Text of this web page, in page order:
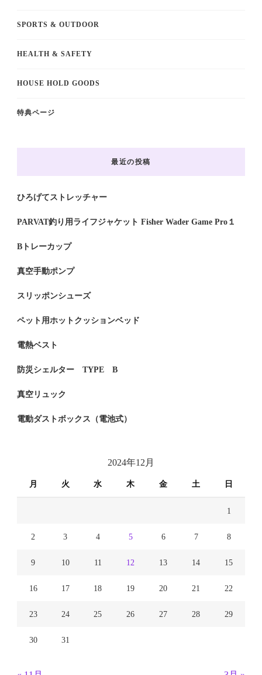
SPORTS & OUTDOOR
HEALTH & SAFETY
HOUSE HOLD GOODS
特典ページ
最近の投稿
ひろげてストレッチャー
PARVAT釣り用ライフジャケット Fisher Wader Game Pro１
Bトレーカップ
真空手動ポンプ
スリッポンシューズ
ペット用ホットクッションベッド
電熱ベスト
防災シェルター TYPE B
真空リュック
電動ダストボックス（電池式）
2024年12月
月 火 水 木 金 土 日
1
2 3 4 5 6 7 8
9 10 11 12 13 14 15
16 17 18 19 20 21 22
23 24 25 26 27 28 29
30 31